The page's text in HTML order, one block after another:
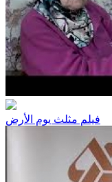
فيلم مثلث يوم الأرض